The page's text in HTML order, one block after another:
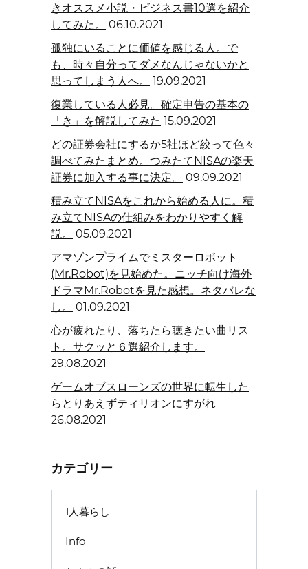
きオススメ小説・ビジネス書10選を紹介
してみた。
06.10.2021
孤独にいることに価値を感じる人。で
も、時々自分ってダメなんじゃないかと
思ってしまう人へ。
19.09.2021
復業している人必見。確定申告の基本の
「き」を解説してみた 15.09.2021
どの証券会社にするか5社ほど絞って色々
調べてみたまとめ。つみたてNISAの楽天
証券に加入する事に決定。
09.09.2021
積み立てNISAをこれから始める人に。積
み立てNISAの仕組みをわかりやすく解
説。
05.09.2021
アマゾンプライムでミスターロボット
(Mr.Robot)を見始めた。ニッチ向け海外
ドラマMr.Robotを見た感想。ネタバレな
し。
01.09.2021
心が疲れたり、落ちたら聴きたい曲リス
ト。サクッと６選紹介します。
29.08.2021
ゲームオブスローンズの世界に転生した
らとりあえずティリオンにすがれ
26.08.2021
カテゴリー
1人暮らし
Info